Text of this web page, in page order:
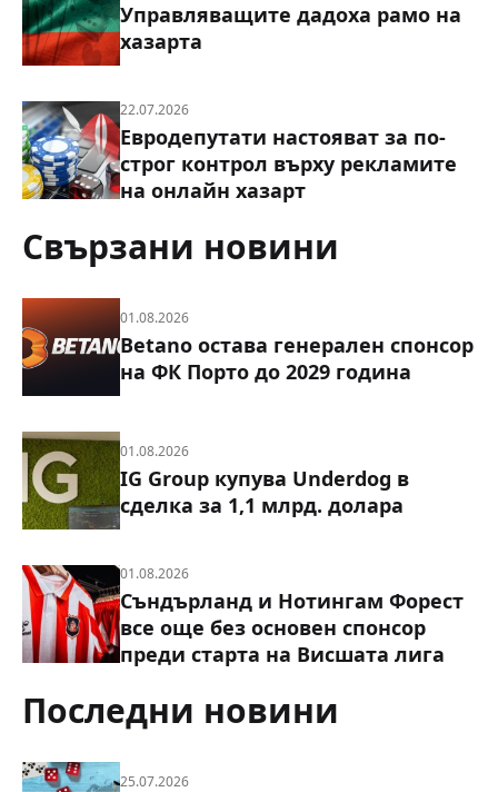
Управляващите дадоха рамо на
хазарта
22.07.2026
Евродепутати настояват за по-
строг контрол върху рекламите
на онлайн хазарт
Свързани новини
01.08.2026
Betano остава генерален спонсор
на ФК Порто до 2029 година
01.08.2026
IG Group купува Underdog в
сделка за 1,1 млрд. долара
01.08.2026
Съндърланд и Нотингам Форест
все още без основен спонсор
преди старта на Висшата лига
Последни новини
25.07.2026